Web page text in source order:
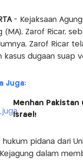
- Kejaksaan
(MA), Zarof Ricar,
Zarof Ricar
kasus dugaan suap
Juga:
Menhan
Israel!
hukum pidana dari
dalam